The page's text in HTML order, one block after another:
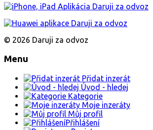
© 2026 Daruji za odvoz
Menu
Přidat inzerát
Úvod - hledej
Kategorie
Moje inzeráty
Můj profil
Přihlášení